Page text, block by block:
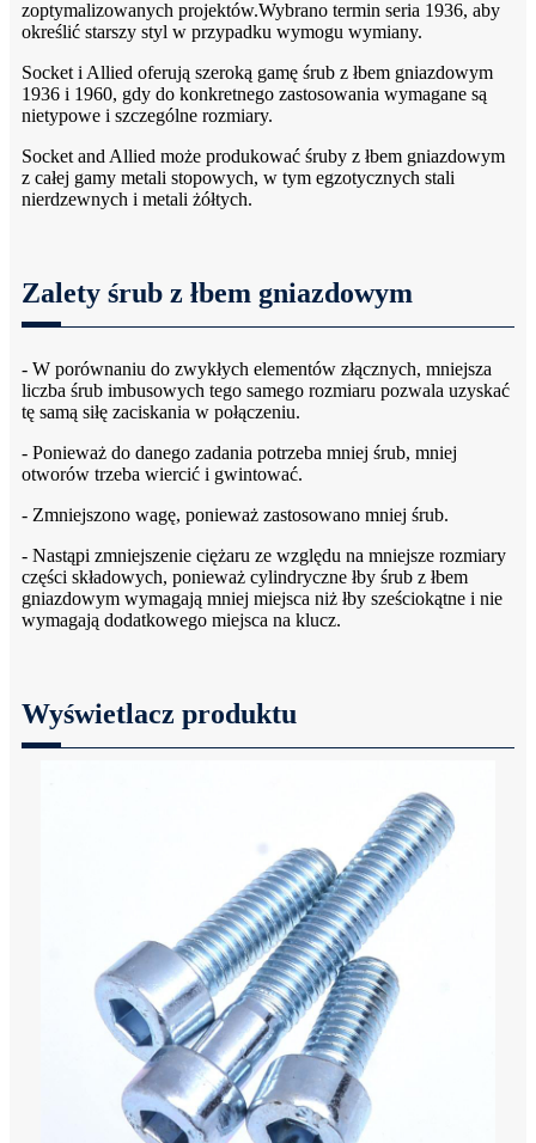
zoptymalizowanych projektów.Wybrano termin seria 1936, aby
określić starszy styl w przypadku wymogu wymiany.
Socket i Allied oferują szeroką gamę śrub z łbem gniazdowym
1936 i 1960, gdy do konkretnego zastosowania wymagane są
nietypowe i szczególne rozmiary.
Socket and Allied może produkować śruby z łbem gniazdowym
z całej gamy metali stopowych, w tym egzotycznych stali
nierdzewnych i metali żółtych.
Zalety śrub z łbem gniazdowym
- W porównaniu do zwykłych elementów złącznych, mniejsza
liczba śrub imbusowych tego samego rozmiaru pozwala uzyskać
tę samą siłę zaciskania w połączeniu.
- Ponieważ do danego zadania potrzeba mniej śrub, mniej
otworów trzeba wiercić i gwintować.
- Zmniejszono wagę, ponieważ zastosowano mniej śrub.
- Nastąpi zmniejszenie ciężaru ze względu na mniejsze rozmiary
części składowych, ponieważ cylindryczne łby śrub z łbem
gniazdowym wymagają mniej miejsca niż łby sześciokątne i nie
wymagają dodatkowego miejsca na klucz.
Wyświetlacz produktu